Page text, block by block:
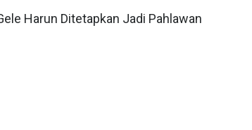
Harun Ditetapkan Jadi Pahlawan